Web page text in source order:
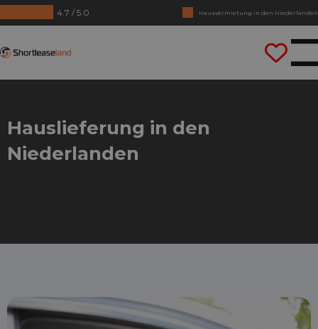
4.7 / 5.0
Hausvermietung in den Niederlanden
Keine Jahrezahlen benötigt
Lass uns gleich losfahren
Hauslieferung in den
Niederlanden